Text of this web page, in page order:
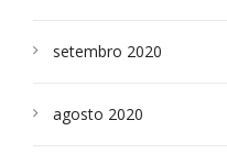
setembro 2020
agosto 2020